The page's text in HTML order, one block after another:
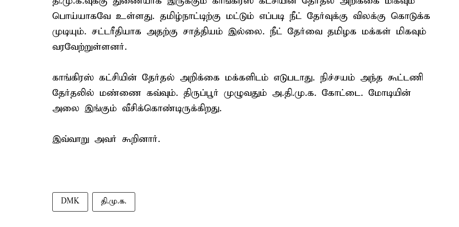
பொய்யாகவே உள்ளது. தமிழ்நாட்டிற்கு மட்டும் எப்படி நீட் தேர்வுக்கு விலக்கு கொடுக்க
முடியும். சட்டரீதியாக அதற்கு சாத்தியம் இல்லை. நீட் தேர்வை தமிழக மக்கள் மிகவும்
வரவேற்றுள்ளனர்.
காங்கிரஸ் கட்சியின் தேர்தல் அறிக்கை மக்களிடம் எடுபடாது. நிச்சயம் அந்த கூட்டணி
தேர்தலில் மண்ணை கவ்வும். திருப்பூர் முழுவதும் அ.தி.மு.க. கோட்டை. மோடியின்
அலை இங்கும் வீசிக்கொண்டிருக்கிறது.
இவ்வாறு அவர் கூறினார்.
DMK தி.மு.க.